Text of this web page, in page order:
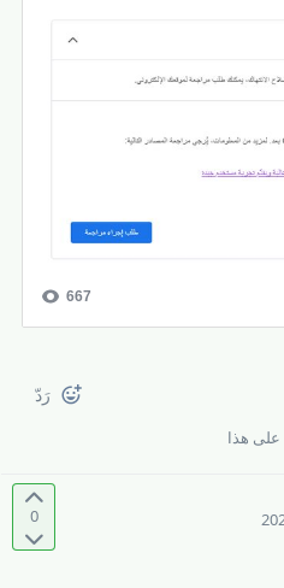
رَدّ
على هذا
0